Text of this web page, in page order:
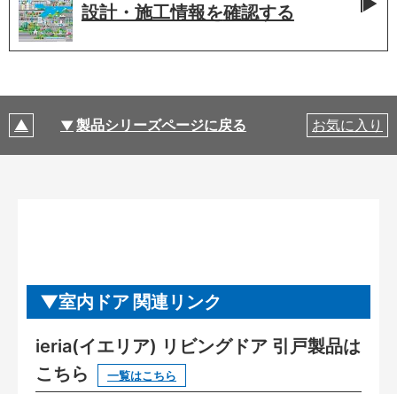
設計・施工情報を確認する
製品シリーズページに戻る お気に入り
室内ドア 関連リンク
ieria(イエリア) リビングドア 引戸製品は
こちら
一覧はこちら